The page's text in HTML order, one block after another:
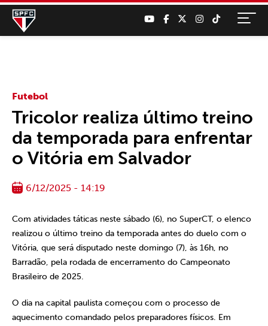
Futebol
Tricolor realiza último treino
da temporada para enfrentar
o Vitória em Salvador
6/12/2025 - 14:19
Com atividades táticas neste sábado (6), no SuperCT, o elenco
realizou o último treino da temporada antes do duelo com o
Vitória, que será disputado neste domingo (7), às 16h, no
Barradão, pela rodada de encerramento do Campeonato
Brasileiro de 2025.
O dia na capital paulista começou com o processo de
aquecimento comandado pelos preparadores físicos. Em